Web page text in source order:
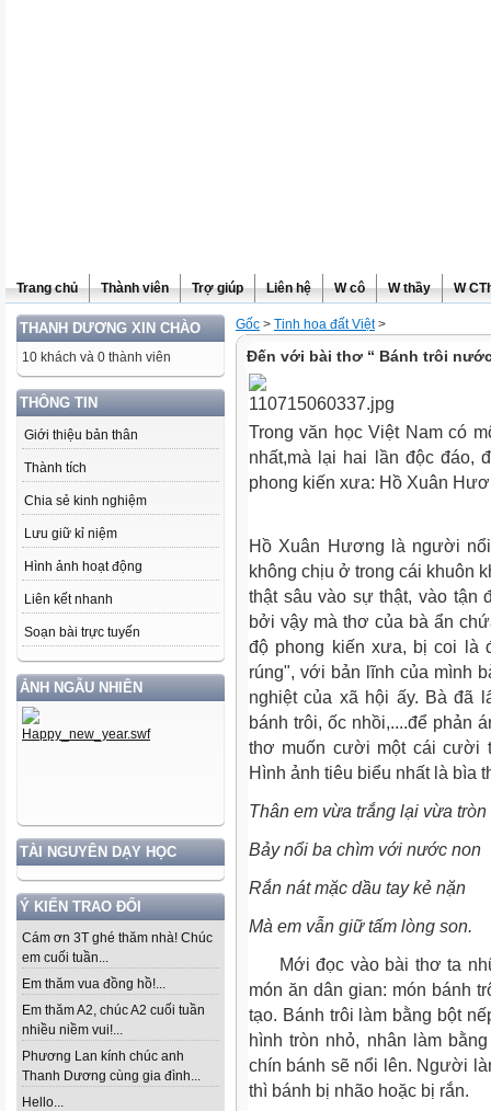
Trang chủ Thành viên Trợ giúp Liên hệ W cô W thầy W
THANH DƯƠNG XIN CHÀO
10 khách và 0 thành viên
THÔNG TIN
Giới thiệu bản thân
Thành tích
Chia sẻ kinh nghiệm
Lưu giữ kỉ niệm
Hình ảnh hoạt động
Liên kết nhanh
Soạn bài trực tuyến
ẢNH NGẪU NHIÊN
TÀI NGUYÊN DẠY HỌC
Ý KIẾN TRAO ĐỔI
Cám ơn 3T ghé thăm nhà! Chúc
em cuối tuần...
Em thăm vua đồng hồ!...
Em thăm A2, chúc A2 cuối tuần
nhiều niềm vui!...
Phương Lan kính chúc anh
Thanh Dương cùng gia đình...
Hello...
Gốc > Tinh hoa đất Việt>
Đến với bài thơ “ Bánh trôi
Trong văn học Việt Nam có
nhất,mà lại hai lần độc đáo,
phong kiến xưa: Hồ Xuân
Hồ Xuân Hương là người
không chịu ở trong cái khuôn
thật sâu vào sự thật, vào tận
bởi vậy mà thơ của bà ẩn
độ phong kiến xưa, bị coi là
rúng", với bản lĩnh của mình
nghiệt của xã hội ấy. Bà đã
bánh trôi, ốc nhồi,....để phản
thơ muốn cười một cái cười
Hình ảnh tiêu biểu nhất là bìa
Thân em vừa trắng lại vừa tròn
Bảy nổi ba chìm với nước non
Rắn nát mặc dầu tay kẻ nặn
Mà em vẫn giữ tấm lòng son.
Mới đọc vào bài thơ ta
món ăn dân gian: món bánh
tạo. Bánh trôi làm bằng bột
hình tròn nhỏ, nhân làm
chín bánh sẽ nổi lên. Người
thì bánh bị nhão hoặc bị rắn.